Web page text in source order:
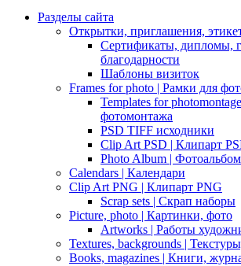
Разделы сайта
Открытки, приглашения,
Сертификаты, дипломы,
благодарности
Шаблоны визиток
Frames for photo | Рамки для
Templates for
фотомонтажа
PSD TIFF исходники
Clip Art PSD | Клипарт
Photo Album |
Calendars | Календари
Clip Art PNG | Клипарт PNG
Scrap sets | Скрап наборы
Picture, photo | Картинки, фото
Artworks | Работы
Textures, backgrounds |
Books, magazines | Книги,